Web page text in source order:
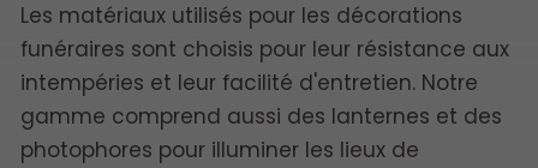
Les matériaux utilisés pour les décorations
funéraires sont choisis pour leur résistance aux
intempéries et leur facilité d'entretien. Notre
gamme comprend aussi des lanternes et des
photophores pour illuminer les lieux de